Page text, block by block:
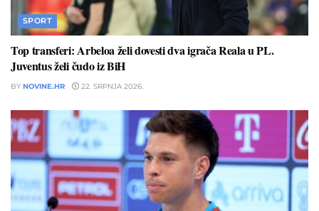
SPORT
Top transferi: Arbeloa želi dovesti dva igrača Reala u PL.
Juventus želi čudo iz BiH
BY NOVINE.HR 22. SRPNJA 2026.